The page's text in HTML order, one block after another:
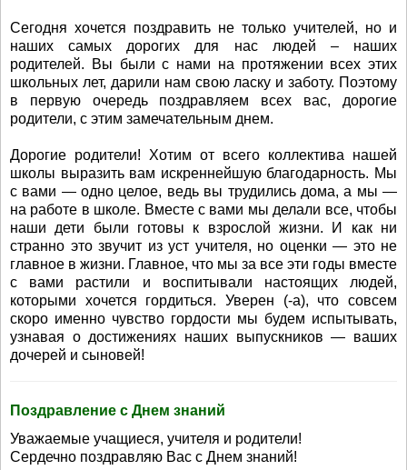
Сегодня хочется поздравить не только учителей, но и
наших самых дорогих для нас людей – наших
родителей. Вы были с нами на протяжении всех этих
школьных лет, дарили нам свою ласку и заботу. Поэтому
в первую очередь поздравляем всех вас, дорогие
родители, с этим замечательным днем.
Дорогие родители! Хотим от всего коллектива нашей
школы выразить вам искреннейшую благодарность. Мы
с вами — одно целое, ведь вы трудились дома, а мы —
на работе в школе. Вместе с вами мы делали все, чтобы
наши дети были готовы к взрослой жизни. И как ни
странно это звучит из уст учителя, но оценки — это не
главное в жизни. Главное, что мы за все эти годы вместе
с вами растили и воспитывали настоящих людей,
которыми хочется гордиться. Уверен (-а), что совсем
скоро именно чувство гордости мы будем испытывать,
узнавая о достижениях наших выпускников — ваших
дочерей и сыновей!
Поздравление с Днем знаний
Уважаемые учащиеся, учителя и родители!
Сердечно поздравляю Вас с Днем знаний!